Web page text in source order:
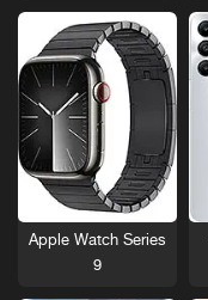
Apple Watch Series
9